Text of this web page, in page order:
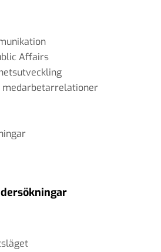
Affairs
medarbetarrelationer